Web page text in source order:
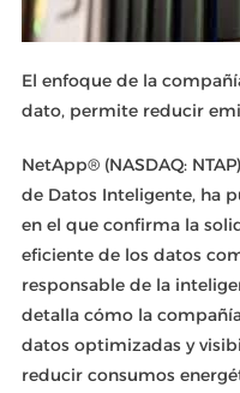
El enfoque de la
dato, permite reducir
NetApp® (NASDAQ:
de Datos Inteligente, ha
en el que confirma la
eficiente de los datos
responsable de la
detalla cómo la
datos optimizadas y
reducir consumos